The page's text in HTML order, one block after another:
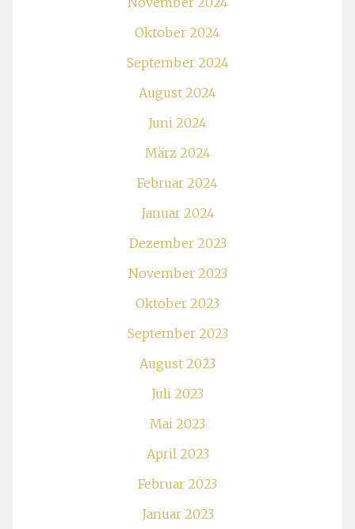
Oktober 2024
September 2024
August 2024
Juni 2024
März 2024
Februar 2024
Januar 2024
Dezember 2023
November 2023
Oktober 2023
September 2023
August 2023
Juli 2023
Mai 2023
April 2023
Februar 2023
Januar 2023